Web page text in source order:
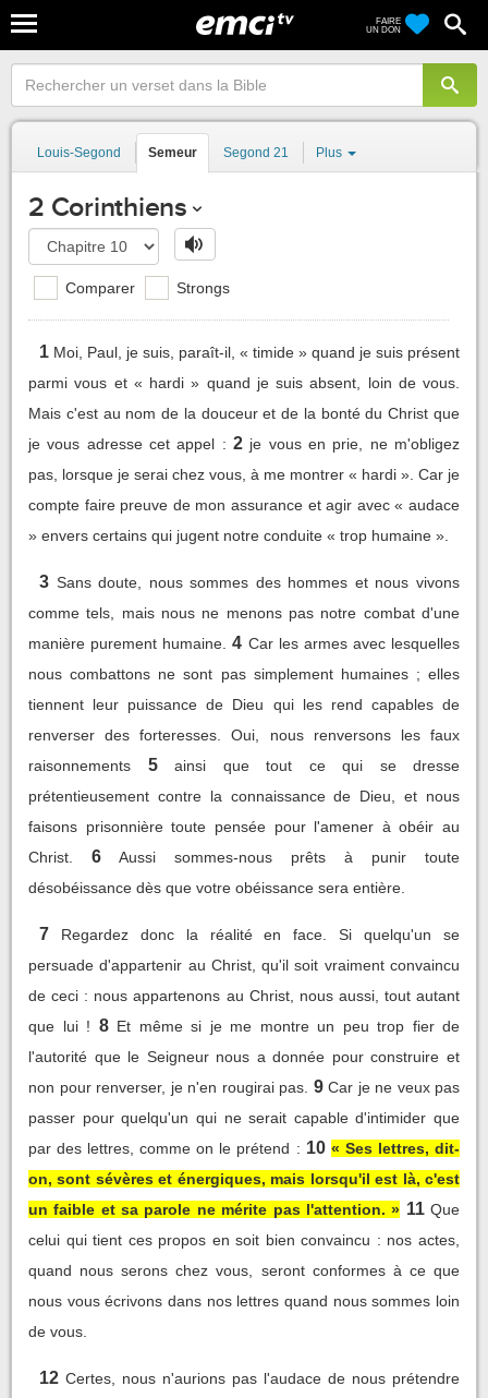
FAIRE
UN DON
Louis-Segond Semeur Segond 21 Plus
2 Corinthiens
Comparer Strongs
1 Moi, Paul, je suis, paraît-il, « timide » quand je suis présent
parmi vous et « hardi » quand je suis absent, loin de vous.
Mais c'est au nom de la douceur et de la bonté du Christ que
je vous adresse cet appel : 2 je vous en prie, ne m'obligez
pas, lorsque je serai chez vous, à me montrer « hardi ». Car je
compte faire preuve de mon assurance et agir avec « audace
» envers certains qui jugent notre conduite « trop humaine ».
3 Sans doute, nous sommes des hommes et nous vivons
comme tels, mais nous ne menons pas notre combat d'une
manière purement humaine. 4 Car les armes avec lesquelles
nous combattons ne sont pas simplement humaines ; elles
tiennent leur puissance de Dieu qui les rend capables de
renverser des forteresses. Oui, nous renversons les faux
raisonnements
5
ainsi que tout ce qui se dresse
prétentieusement contre la connaissance de Dieu, et nous
faisons prisonnière toute pensée pour l'amener à obéir au
Christ.
6
Aussi sommes-nous prêts à punir toute
désobéissance dès que votre obéissance sera entière.
7
Regardez donc la réalité en face. Si quelqu'un se
persuade d'appartenir au Christ, qu'il soit vraiment convaincu
de ceci : nous appartenons au Christ, nous aussi, tout autant
que lui ! 8 Et même si je me montre un peu trop fier de
l'autorité que le Seigneur nous a donnée pour construire et
non pour renverser, je n'en rougirai pas. 9 Car je ne veux pas
passer pour quelqu'un qui ne serait capable d'intimider que
par des lettres, comme on le prétend : 10 « Ses lettres, dit-
on, sont sévères et énergiques, mais lorsqu'il est là, c'est
un faible et sa parole ne mérite pas l'attention. » 11 Que
celui qui tient ces propos en soit bien convaincu : nos actes,
quand nous serons chez vous, seront conformes à ce que
nous vous écrivons dans nos lettres quand nous sommes loin
de vous.
12 Certes, nous n'aurions pas l'audace de nous prétendre